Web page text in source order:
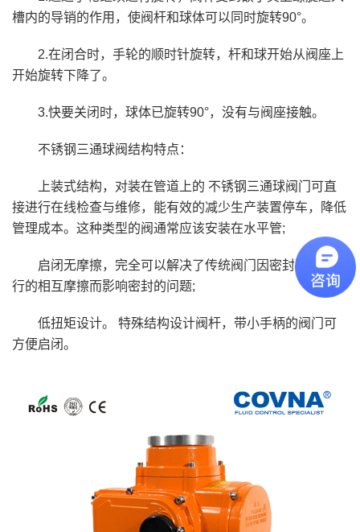
槽内的导销的作用，使阀杆和球体可以同时旋转90°。
2.在闭合时，手轮的顺时针旋转，杆和球开始从阀座上
开始旋转下降了。
3.快要关闭时，球体已旋转90°，没有与阀座接触。
不锈钢三通球阀结构特点：
上装式结构，对装在管道上的 不锈钢三通球阀门可直
接进行在线检查与维修，能有效的减少生产装置停车，降低
管理成本。这种类型的阀通常应该安装在水平管;
启闭无摩擦，完全可以解决了传统阀门因密封面之间进
行的相互摩擦而影响密封的问题;
低扭矩设计。 特殊结构设计阀杆，带小手柄的阀门可
方便启闭。